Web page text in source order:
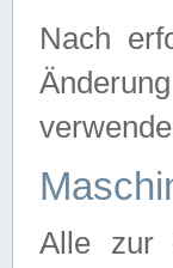
Nach
Alle zur